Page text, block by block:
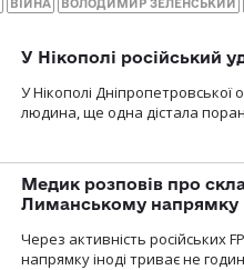
ВІЙНА ВОЛОДИМИР ЗЕЛЕНСЬКИЙ
У Нікополі російський
У Нікополі Дніпропетровської
людина, ще одна дістала
Медик розповів про
Лиманському напрямку
Через активність російських
напрямку іноді триває не